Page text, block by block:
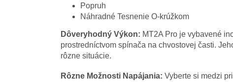
Popruh
Náhradné Tesnenie O-krúžkom
Dôveryhodný Výkon: MT2A Pro je vybavené
prostredníctvom spínača na chvostovej časti.
rôzne situácie.
Rôzne Možnosti Napájania: Vyberte si medzi